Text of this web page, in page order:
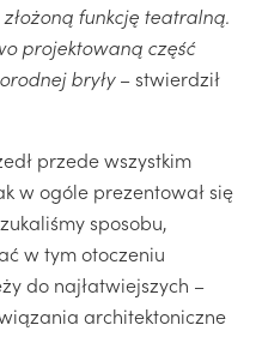
funkcję teatralną.
projektowaną część
bryły– stwierdził
przede wszystkim
w ogóle prezentował się
sposobu,
w tym otoczeniu
do najłatwiejszych –
architektoniczne